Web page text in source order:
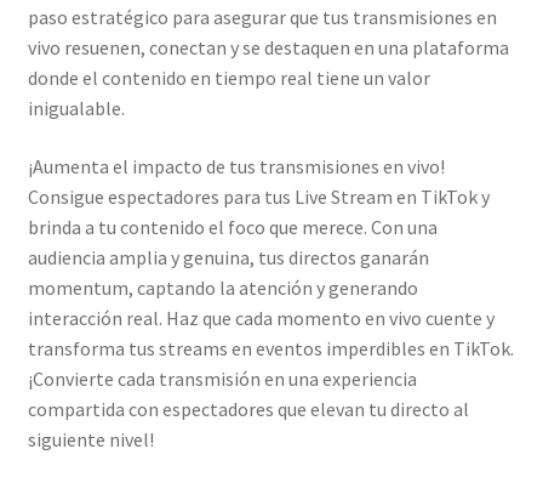
paso estratégico para asegurar que tus transmisiones en
vivo resuenen, conectan y se destaquen en una plataforma
donde el contenido en tiempo real tiene un valor
inigualable.
¡Aumenta el impacto de tus transmisiones en vivo!
Consigue espectadores para tus Live Stream en TikTok y
brinda a tu contenido el foco que merece. Con una
audiencia amplia y genuina, tus directos ganarán
momentum, captando la atención y generando
interacción real. Haz que cada momento en vivo cuente y
transforma tus streams en eventos imperdibles en TikTok.
¡Convierte cada transmisión en una experiencia
compartida con espectadores que elevan tu directo al
siguiente nivel!